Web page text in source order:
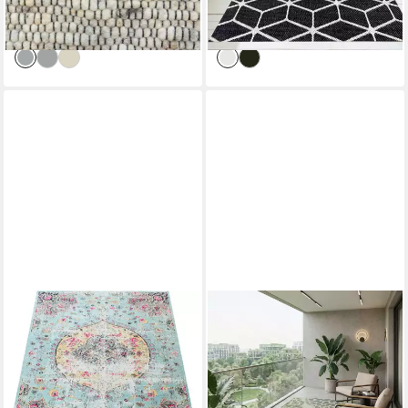
-44%
lieferbar - in 2-3 Werktagen bei dir
Schwarz
-39%
lieferbar - in 3-4 Werktagen bei dir